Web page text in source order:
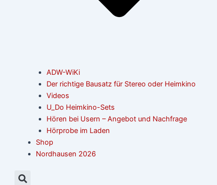
ADW-WiKi
Der richtige Bausatz für Stereo oder Heimkino
Videos
U_Do Heimkino-Sets
Hören bei Usern – Angebot und Nachfrage
Hörprobe im Laden
Shop
Nordhausen 2026